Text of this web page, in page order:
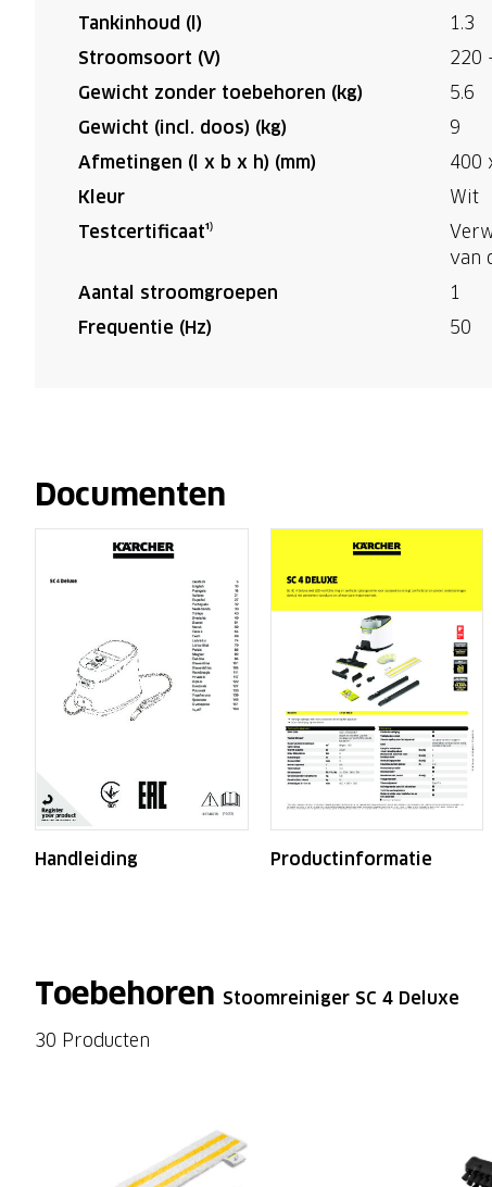
Tankinhoud (l)
1.3
Stroomsoort (V)
220
Gewicht zonder toebehoren (kg)
5.6
Gewicht (incl. doos) (kg)
9
Afmetingen (l x b x h) (mm)
400
Kleur
Wit
Testcertificaat¹⁾
van
Aantal stroomgroepen
1
Frequentie (Hz)
50
Documenten
Handleiding Productinformatie
Toebehoren Stoomreiniger SC 4 Deluxe
30 Producten